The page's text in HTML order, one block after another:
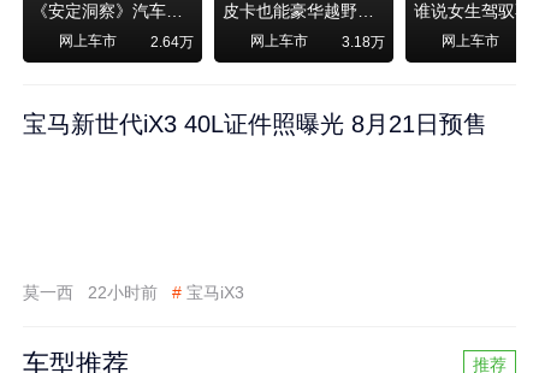
《安定洞察》汽车烧不烧油，和石油安全无关！
网上车市 2.64万
皮卡也能豪华越野！纵横F700上市，限时卖29.99万起
网上车市 3.18万 网上车市
宝马新世代iX3 40L证件照曝光 8月21日预售
莫一西 22小时前 # 宝马iX3
车型推荐 推荐